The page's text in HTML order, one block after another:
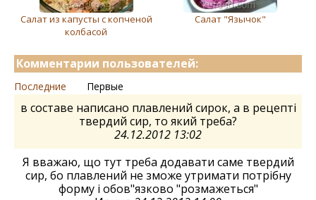
Салат из капусты с копченой
колбасой
Салат "Язычок"
Комментарии пользователей:
Последние Первые
в составе написано плавлений сирок, а в рецепті
твердий сир, то який треба?
24.12.2012 13:02
Я вважаю, що тут треба додавати саме твердий
сир, бо плавлений не зможе утримати потрібну
форму і обов"язково "розмажеться"